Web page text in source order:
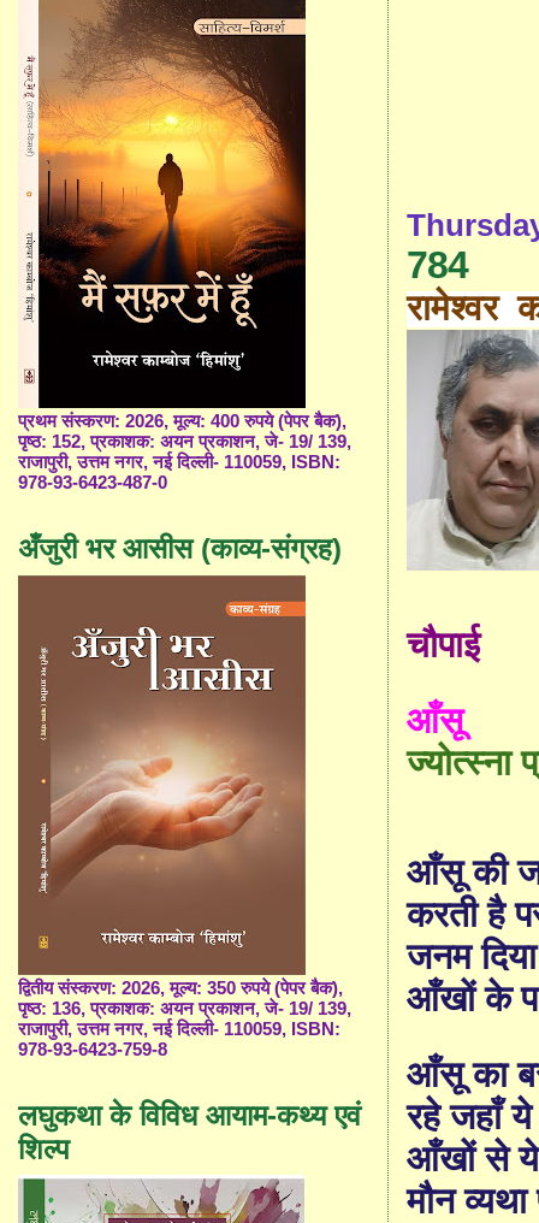
784
रामेश्वर
चौपाई
आँसू
ज्योत्स्ना
आँसू की
करती है
जनम
आँखों के
आँसू का
रहे जहाँ
आँखों से
मौन
प्रथम संस्करण: 2026, मूल्य: 400 रुपये (पेपर बैक),
पृष्ठ: 152, प्रकाशक: अयन प्रकाशन, जे- 19/ 139,
राजापुरी, उत्तम नगर, नई दिल्ली- 110059, ISBN:
978-93-6423-487-0
अँजुरी भर आसीस (काव्य-संग्रह)
द्वितीय संस्करण: 2026, मूल्य: 350 रुपये (पेपर बैक),
पृष्ठ: 136, प्रकाशक: अयन प्रकाशन, जे- 19/ 139,
राजापुरी, उत्तम नगर, नई दिल्ली- 110059, ISBN:
978-93-6423-759-8
लघुकथा के विविध आयाम-कथ्य एवं
शिल्प